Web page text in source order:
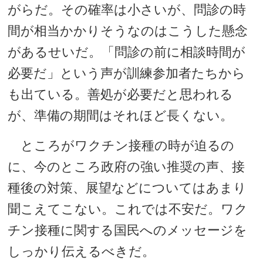
がらだ。その確率は小さいが、問診の時
間が相当かかりそうなのはこうした懸念
があるせいだ。「問診の前に相談時間が
必要だ」という声が訓練参加者たちから
も出ている。善処が必要だと思われる
が、準備の期間はそれほど長くない。
ところがワクチン接種の時が迫るの
に、今のところ政府の強い推奨の声、接
種後の対策、展望などについてはあまり
聞こえてこない。これでは不安だ。ワク
チン接種に関する国民へのメッセージを
しっかり伝えるべきだ。